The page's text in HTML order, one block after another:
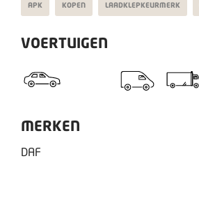
APK KOPEN LAADKLEPKEURMERK
VOERTUIGEN
MERKEN
DAF